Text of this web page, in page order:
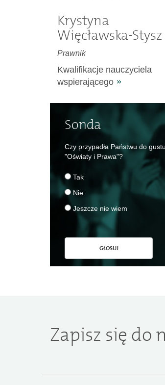
Krystyna
Więcławska-Stysz
Prawnik
Kwalifikacje nauczyciela
wspierającego
Sonda
Czy przypadła Państwu do
"Oświaty i Prawa"?
Tak
Nie
Jeszcze nie wiem
GŁOSUJ
Zapisz się do